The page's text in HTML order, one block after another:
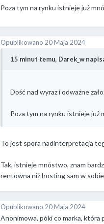
Poza tym na rynku istnieje już
Opublikowano 20 Maja 2024
15 minut temu, Darek_w
Dość nad wyraz i odważne
Poza tym na rynku istnieje już
To jest spora nadinterpretacja
Tak, istnieje mnóstwo, znam
rentowna niż hosting sam w
Opublikowano 20 Maja 2024
Anonimowa, póki co marka, która